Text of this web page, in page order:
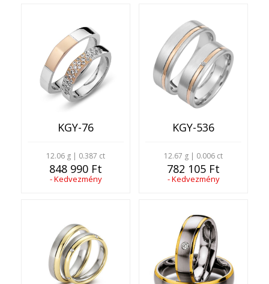
KGY-76
12.06 g | 0.387 ct
848 990 Ft
- Kedvezmény
KGY-536
12.67 g | 0.006 ct
782 105 Ft
- Kedvezmény